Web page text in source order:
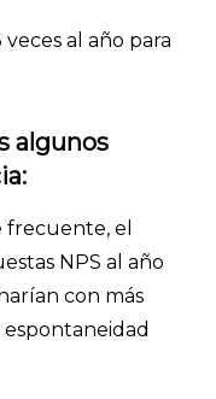
veces al año para
algunos
el
NPS al año
con más